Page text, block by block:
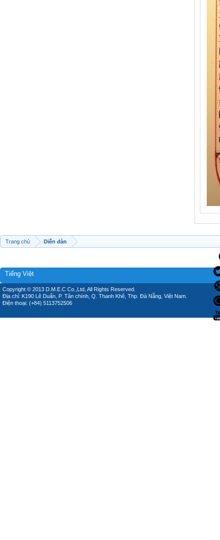
Trang chủ Diễn đàn
Tiếng Việt
Copyright © 2013 D.M.E.C Co.,Ltd, All Rights Reserved.
Địa chỉ: K190 Lê Duẩn, P. Tân chính, Q. Thanh Khê, Thp. Đà Nẵng, Việt Nam.
Điện thoại: (+84) 5113752506